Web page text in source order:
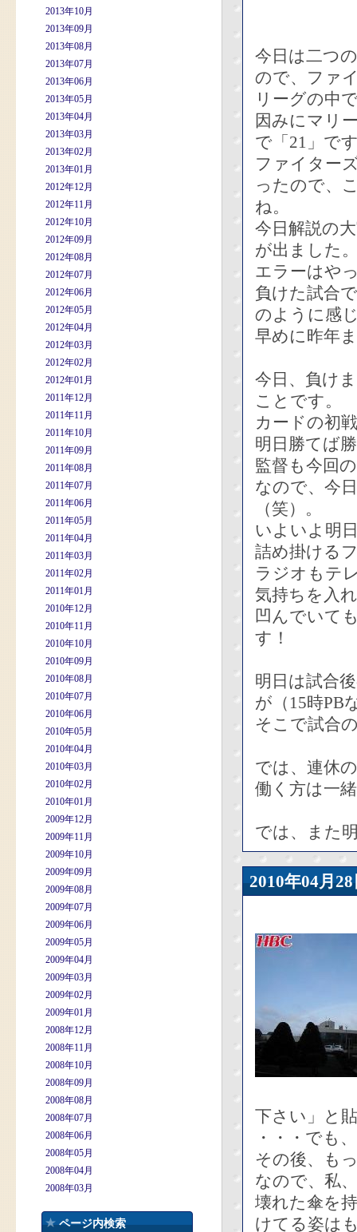
2013年10月
2013年09月
2013年08月
2013年07月
2013年06月
2013年05月
2013年04月
2013年03月
2013年02月
2013年01月
2012年12月
2012年11月
2012年10月
2012年09月
2012年08月
2012年07月
2012年06月
2012年05月
2012年04月
2012年03月
2012年02月
2012年01月
2011年12月
2011年11月
2011年10月
2011年09月
2011年08月
2011年07月
2011年06月
2011年05月
2011年04月
2011年03月
2011年02月
2011年01月
2010年12月
2010年11月
2010年10月
2010年09月
2010年08月
2010年07月
2010年06月
2010年05月
2010年04月
2010年03月
2010年02月
2010年01月
2009年12月
2009年11月
2009年10月
2009年09月
2009年08月
2009年07月
2009年06月
2009年05月
2009年04月
2009年03月
2009年02月
2009年01月
2008年12月
2008年11月
2008年10月
2008年09月
2008年08月
2008年07月
2008年06月
2008年05月
2008年04月
2008年03月
ページ内検索
今日は二つ
ので、ファ
リーグの中
因みにマリ
で「21」で
ファイター
ったので、
ね。
今日解説の
が出ました
エラーはや
負けた試合
のように感
早めに昨年
今日、負け
ことです。
カードの初
明日勝てば
監督も今回
なので、今
（笑）。
いよいよ明
詰め掛ける
ラジオもテ
気持ちを入
凹んでいて
す！
明日は試合
が（15時PB
そこで試合
では、連休
働く方は一
では、また
2010年04
下さい」と
・・・でも
その後、も
なので、私
壊れた傘を
けてる姿は